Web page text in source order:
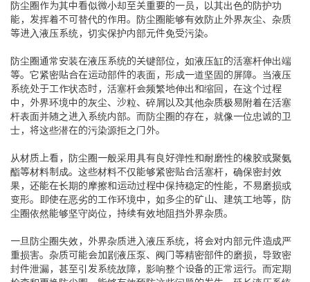
防尘圈作为其中看似微小却至关重要的一员，以其出色的防护功
能，发挥着不可替代的作用。防尘圈能够有效防止外界灰尘、杂质
等进入液压系统，切实保护内部元件免受污染。
防尘圈通常安装在液压系统的关键部位，如液压缸的活塞杆伸出端
等。它紧密贴合在运动部件的表面，形成一道坚固的屏障。当液压
系统处于工作状态时，活塞杆会频繁地伸出和缩回，在这个过程
中，外界环境中的灰尘、沙粒、碎屑以及其他杂质极易附着在活塞
杆表面并随之进入系统内部。而防尘圈的存在，就像一位忠诚的卫
士，将这些潜在的污染源拒之门外。
从材质上看，防尘圈一般采用具有良好弹性和耐磨性的橡胶或聚氨
酯等材料制成。这些材料不仅能够紧密贴合活塞杆，确保密封效
果，还能在长期的摩擦和运动过程中保持稳定的性能，不易磨损或
变形。即使在恶劣的工作环境中，如多尘的矿山、建筑工地等，防
尘圈依然能够坚守岗位，持续有效地阻挡外界杂质。
一旦防尘圈失效，外界杂质进入液压系统，将会对内部元件造成严
重损害。杂质可能会加剧液压泵、阀门等精密部件的磨损，导致密
封件泄漏，甚至引发系统故障，影响整个设备的正常运行。而定期